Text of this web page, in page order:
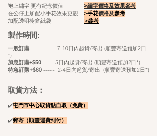
袍上繡字 更有紀念價值 >繡字價格及效果參考
在公仔上加配小手花效果更靚 >手花價格及參考
加配透明櫥窗紙袋 >參考
製作時間:
一般訂購------------ 7-10日內起貨/寄出 (順豐寄送預加2日
*)
加急訂購+$50----- 5日內起貨/寄出 (順豐寄送預加2日*)
特急訂購+$80 ------ 2-4日內起貨/寄出 (順豐寄送預加2日*)
取貨方法：
✔️屯門市中心取貨點自取（免費）
✔️郵寄（順豐運​費到付）